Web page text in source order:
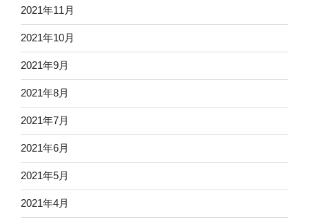
2021年11月
2021年10月
2021年9月
2021年8月
2021年7月
2021年6月
2021年5月
2021年4月